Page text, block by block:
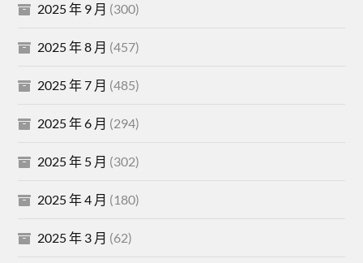
2025 年 9 月 (300)
2025 年 8 月 (457)
2025 年 7 月 (485)
2025 年 6 月 (294)
2025 年 5 月 (302)
2025 年 4 月 (180)
2025 年 3 月 (62)